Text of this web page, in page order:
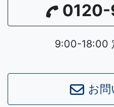
9:00-18:00
お問